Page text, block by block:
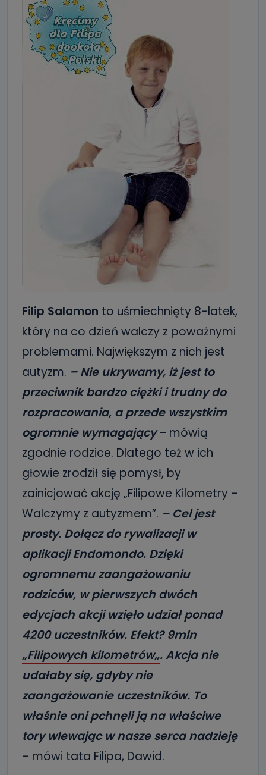
Filip Salamon to uśmiechnięty 8-latek,
który na co dzień walczy z poważnymi
problemami. Największym z nich jest
autyzm. – Nie ukrywamy, iż jest to
przeciwnik bardzo ciężki i trudny do
rozpracowania, a przede wszystkim
ogromnie wymagający– mówią
zgodnie rodzice. Dlatego też w ich
głowie zrodził się pomysł, by
zainicjować akcję „Filipowe Kilometry –
Walczymy z autyzmem”. – Cel jest
prosty. Dołącz do rywalizacji w
aplikacji Endomondo. Dzięki
ogromnemu zaangażowaniu
rodziców, w pierwszych dwóch
edycjach akcjiwzięło udział ponad
4200 uczestników. Efekt? 9mln
„Filipowych kilometrów„. Akcja nie
udałaby się, gdyby nie
zaangażowanie uczestników. To
właśnie oni pchnęli ją na właściwe
tory wlewając w nasze serca nadzieję
– mówi tata Filipa, Dawid.